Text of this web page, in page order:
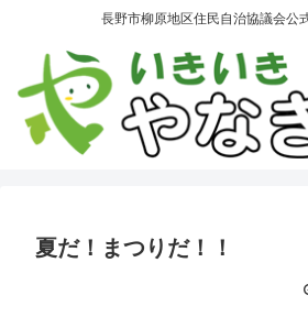
長野市柳原地区住民自治協議会公
夏だ！まつりだ！！